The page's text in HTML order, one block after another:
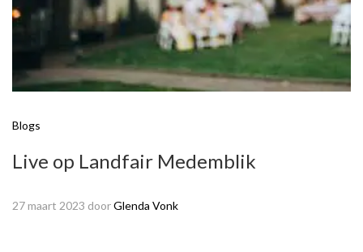
Blogs
Live op Landfair Medemblik
27 maart 2023 doorGlenda Vonk